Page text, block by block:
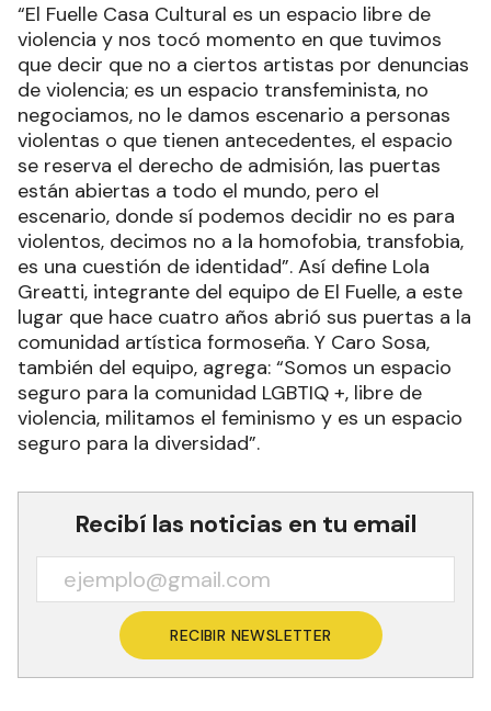
“El Fuelle Casa Cultural es un espacio libre de
violencia y nos tocó momento en que tuvimos
que decir que no a ciertos artistas por denuncias
de violencia; es un espacio transfeminista, no
negociamos, no le damos escenario a personas
violentas o que tienen antecedentes, el espacio
se reserva el derecho de admisión, las puertas
están abiertas a todo el mundo, pero el
escenario, donde sí podemos decidir no es para
violentos, decimos no a la homofobia, transfobia,
es una cuestión de identidad”. Así define Lola
Greatti, integrante del equipo de El Fuelle, a este
lugar que hace cuatro años abrió sus puertas a la
comunidad artística formoseña. Y Caro Sosa,
también del equipo, agrega: “Somos un espacio
seguro para la comunidad LGBTIQ +, libre de
violencia, militamos el feminismo y es un espacio
seguro para la diversidad”.
Recibí las noticias en tu email
RECIBIR NEWSLETTER